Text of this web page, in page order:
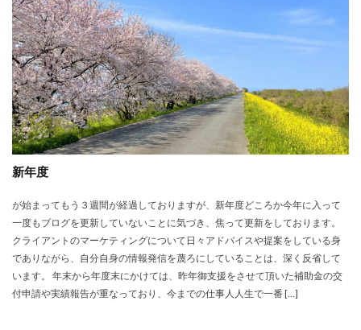
新年度
が始まってもう３週間が経過しておりますが、新年度どころか今年に入って
一度もブログを更新していないことに気づき、焦って更新をしております。
クライアントのマーケティングについて日々アドバイスや提案をしている身
でありながら、自分自身の情報発信を蔑ろにしていることは、深く反省して
います。 年末から年度末にかけては、昨年御支援をさせて頂いた補助金の交
付申請や実績報告が重なっており、今までの仕事人人生で一番 […]